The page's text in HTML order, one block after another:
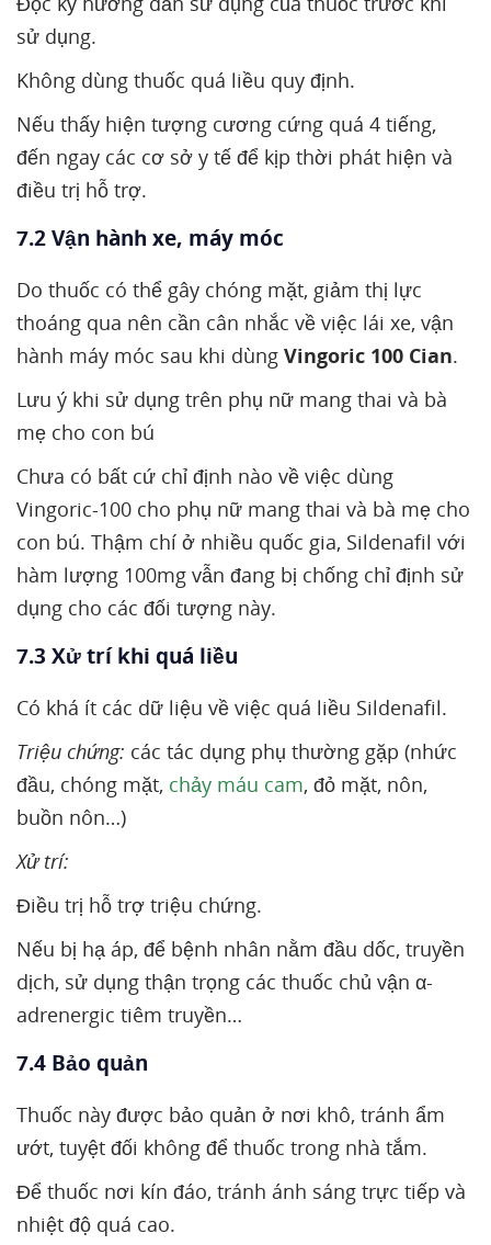
sử dụng.
Không dùng thuốc quá liều quy định.
Nếu thấy hiện tượng cương cứng quá 4 tiếng,
đến ngay các cơ sở y tế để kịp thời phát hiện và
điều trị hỗ trợ.
7.2 Vận hành xe, máy móc
Do thuốc có thể gây chóng mặt, giảm thị lực
thoáng qua nên cần cân nhắc về việc lái xe, vận
hành máy móc sau khi dùng Vingoric 100 Cian.
Lưu ý khi sử dụng trên phụ nữ mang thai và bà
mẹ cho con bú
Chưa có bất cứ chỉ định nào về việc dùng
Vingoric-100 cho phụ nữ mang thai và bà mẹ cho
con bú. Thậm chí ở nhiều quốc gia, Sildenafil với
hàm lượng 100mg vẫn đang bị chống chỉ định sử
dụng cho các đối tượng này.
7.3 Xử trí khi quá liều
Có khá ít các dữ liệu về việc quá liều Sildenafil.
Triệu chứng: các tác dụng phụ thường gặp (nhức
đầu, chóng mặt, chảy máu cam, đỏ mặt, nôn,
buồn nôn…)
Xử trí:
Điều trị hỗ trợ triệu chứng.
Nếu bị hạ áp, để bệnh nhân nằm đầu dốc, truyền
dịch, sử dụng thận trọng các thuốc chủ vận α-
adrenergic tiêm truyền…
7.4 Bảo quản
Thuốc này được bảo quản ở nơi khô, tránh ẩm
ướt, tuyệt đối không để thuốc trong nhà tắm.
Để thuốc nơi kín đáo, tránh ánh sáng trực tiếp và
nhiệt độ quá cao.